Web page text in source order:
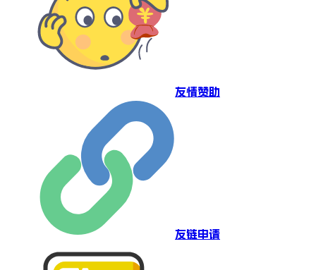
友情赞助
友链申请